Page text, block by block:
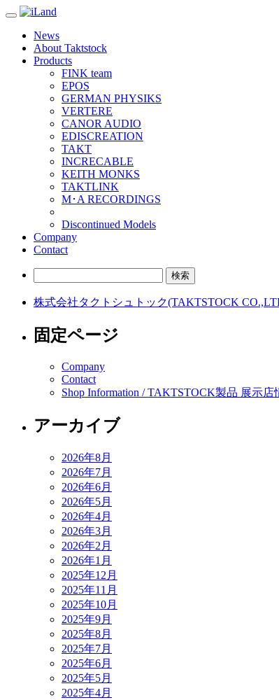
Toggle
navigationNews
About Taktstock
Products
FINK team
EPOS
GERMAN PHYSIKS
VERTERE
CANOR AUDIO
EDISCREATION
TAKT
INCRECABLE
KEITH MONKS
TAKTLINK
M･A RECORDINGS
Discontinued Models
Company
Contact
株式会社タクトシュトック(TAKTSTOCK
固定ページ
Company
Contact
Shop Information / TAKTSTOCK製品 展示店
アーカイブ
2026年8月
2026年7月
2026年6月
2026年5月
2026年4月
2026年3月
2026年2月
2026年1月
2025年12月
2025年11月
2025年10月
2025年9月
2025年8月
2025年7月
2025年6月
2025年5月
2025年4月